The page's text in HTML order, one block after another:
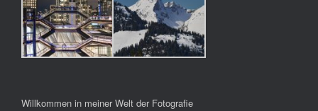
Willkommen in meiner Welt der Fotografie